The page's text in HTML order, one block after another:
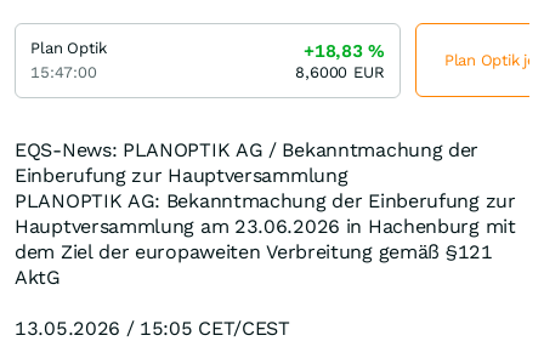
EQS-News: PLANOPTIK AG / Bekanntmachung der
Einberufung zur Hauptversammlung
PLANOPTIK AG: Bekanntmachung der Einberufung zur
Hauptversammlung am 23.06.2026 in Hachenburg mit
dem Ziel der europaweiten Verbreitung gemäß §121
AktG
13.05.2026 / 15:05 CET/CEST
Plan Optik
15:47:00
+18,83%
8,6000 EUR
Plan Optik